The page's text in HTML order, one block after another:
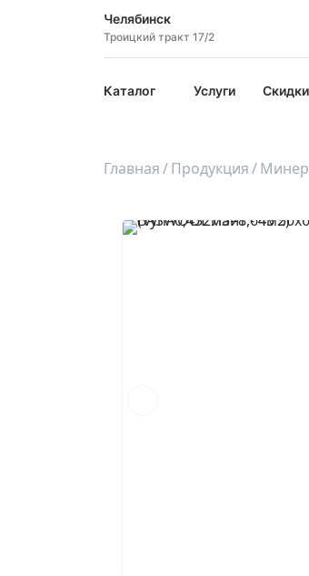
Челябинск
Троицкий тракт 17/2
Каталог Услуги
Главная Продукция